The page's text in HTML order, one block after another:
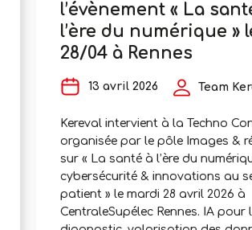
l’évènement « La
l’ère du numérique »
28/04 à Rennes
13 avril 2026 Team
Kereval intervient à la Techno
organisée par le pôle Images &
sur « La santé à l’ère du
cybersécurité & innovations au
patient » le mardi 28 avril 2026 à
CentraleSupélec Rennes. IA pour